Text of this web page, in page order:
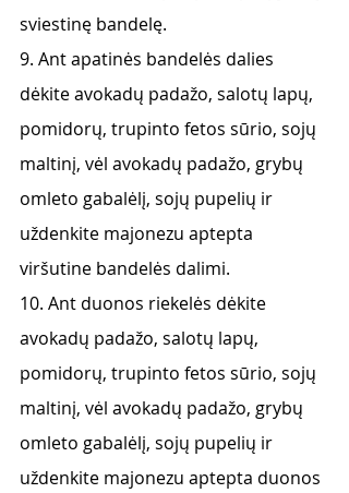
sviestinę bandelę.
9. Ant apatinės bandelės dalies
dėkite avokadų padažo, salotų lapų,
pomidorų, trupinto fetos sūrio, sojų
maltinį, vėl avokadų padažo, grybų
omleto gabalėlį, sojų pupelių ir
uždenkite majonezu aptepta
viršutine bandelės dalimi.
10. Ant duonos riekelės dėkite
avokadų padažo, salotų lapų,
pomidorų, trupinto fetos sūrio, sojų
maltinį, vėl avokadų padažo, grybų
omleto gabalėlį, sojų pupelių ir
uždenkite majonezu aptepta duonos